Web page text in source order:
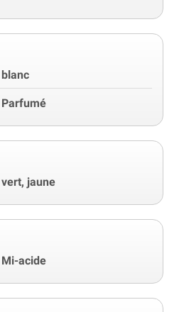
blanc
Parfumé
vert, jaune
Mi-acide